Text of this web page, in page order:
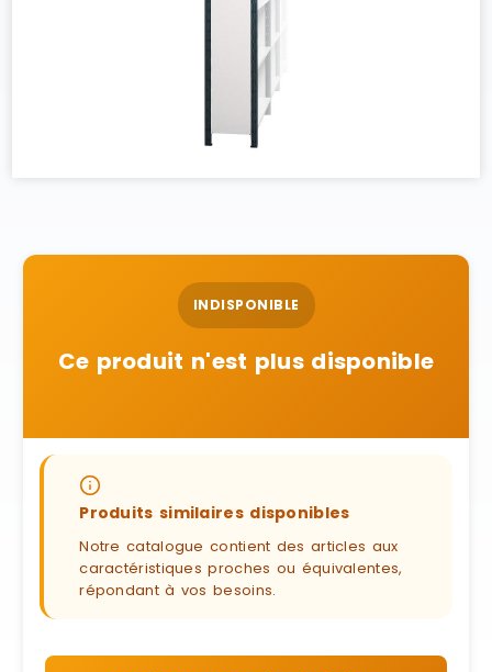
INDISPONIBLE
Ce produit n'est plus disponible
Produits similaires disponibles
Notre catalogue contient des articles aux
caractéristiques proches ou équivalentes,
répondant à vos besoins.